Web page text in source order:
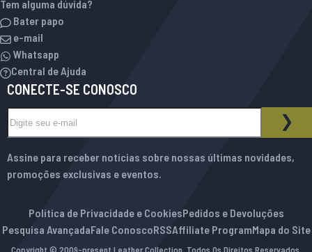
Tem alguma dúvida?
Bater papo
e-mail
Whatsapp
Central de Ajuda
CONECTE-SE CONOSCO
BOLETIM INFORMATIVO
Assine para receber notícias sobre nossas últimas novidades,
promoções exclusivas e eventos.
Política de Privacidade e CookiesPedidos e Devoluções
Pesquisa AvançadaFale ConoscoRSSAffiliate ProgramMapa do Site